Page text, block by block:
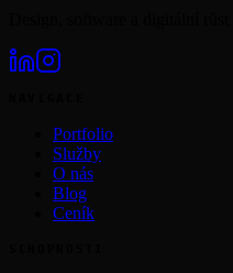
Portfolio
Služby
O nás
Blog
Ceník